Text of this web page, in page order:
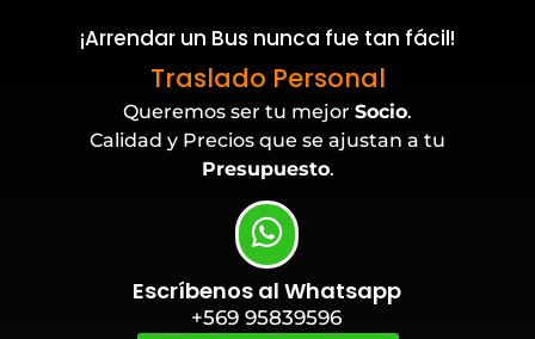
¡Arrendar un Bus nunca fue tan fácil!
Traslado Personal
Eventos Corporativos
Queremos ser tu mejor Socio.
Calidad y Precios que se ajustan a tu
Presupuesto.
Escríbenos al Whatsapp
+569 95839596